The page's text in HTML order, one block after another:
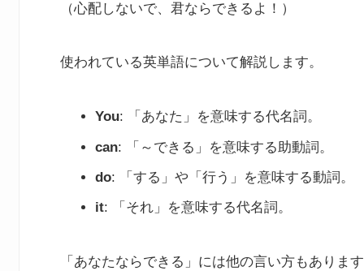
（心配しないで、君ならできるよ！）
使われている英単語について解説します。
You: 「あなた」を意味する代名詞。
can: 「～できる」を意味する助動詞。
do: 「する」や「行う」を意味する動詞。
it: 「それ」を意味する代名詞。
「あなたならできる」には他の言い方もありま